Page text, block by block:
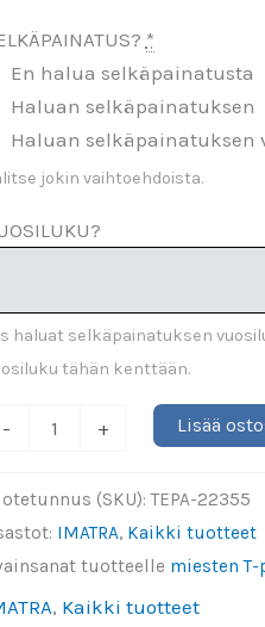
*
En halua selkäpainatusta
Haluan selkäpainatuksen
Haluan selkäpainatuksen
jokin vaihtoehdoista.
haluat selkäpainatuksen
tähän kenttään.
- + Lisää
(SKU):TEPA-22355
IMATRA, Kaikki tuotteet
tuotteelle miesten T-
, Kaikki tuotteet